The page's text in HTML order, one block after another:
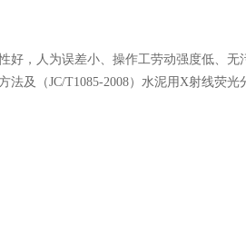
，人为误差小、操作工劳动强度低、无
及（JC/T1085-2008）水泥用X射线荧光